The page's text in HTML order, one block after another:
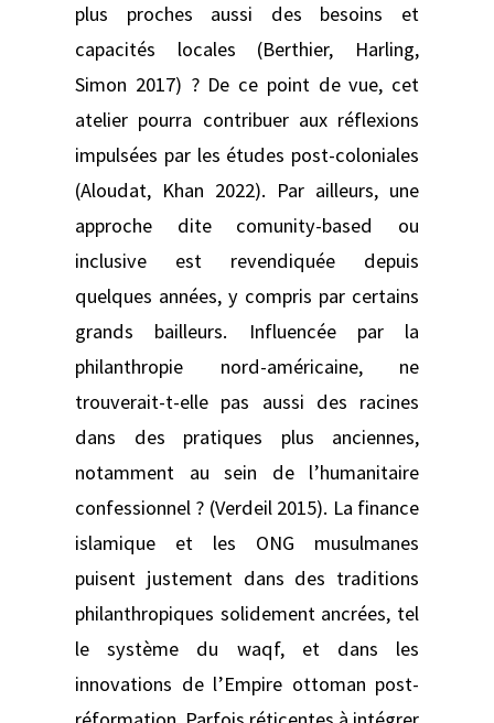
plus proches aussi des besoins et
capacités locales (Berthier, Harling,
Simon 2017) ? De ce point de vue, cet
atelier pourra contribuer aux réflexions
impulsées par les études post-coloniales
(Aloudat, Khan 2022). Par ailleurs, une
approche dite comunity-based ou
inclusive est revendiquée depuis
quelques années, y compris par certains
grands bailleurs. Influencée par la
philanthropie nord-américaine, ne
trouverait-t-elle pas aussi des racines
dans des pratiques plus anciennes,
notamment au sein de l’humanitaire
confessionnel ? (Verdeil 2015). La finance
islamique et les ONG musulmanes
puisent justement dans des traditions
philanthropiques solidement ancrées, tel
le système du waqf, et dans les
innovations de l’Empire ottoman post-